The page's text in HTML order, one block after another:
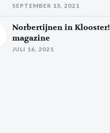
SEPTEMBER 13, 2021
Norbertijnen in Klooster!
magazine
JULI 16, 2021